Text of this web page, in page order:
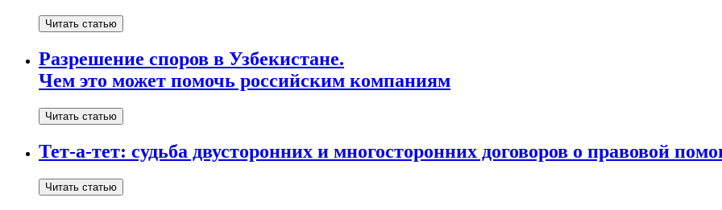
Читать статью
Разрешение споров в Узбекистане.
Чем это может помочь российским компаниям
Читать статью
Тет-а-тет: судьба двусторонних и многосторонних договоров о правовой
Читать статью